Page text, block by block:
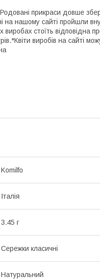
прикраси довше
на нашому сайті пройшли
виробах стоїть відповідна
виробів на сайті
Komilfo
Італія
3.45 г
Сережки класичні
Натуральний